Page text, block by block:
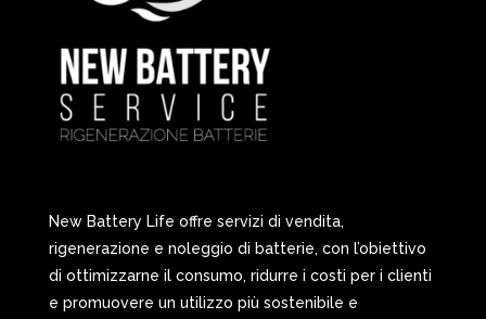
New Battery Life offre servizi di vendita,
rigenerazione e noleggio di batterie, con l’obiettivo
di ottimizzarne il consumo, ridurre i costi per i clienti
e promuovere un utilizzo più sostenibile e